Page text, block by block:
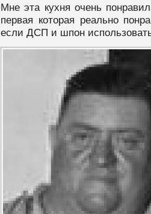
Мне эта кухня очень
первая которая реально
если ДСП и шпон